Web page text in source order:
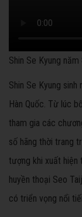
Shin Se Kyung năm
Shin Se Kyung
Hàn Quốc. Từ lúc
tham gia các
số hãng thời trang
tượng khi xuất hiện
huyền thoại Seo
có triển vọng nổi